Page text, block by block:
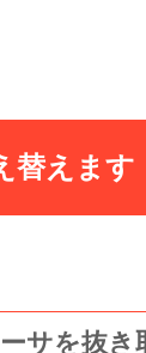
替えます
サを抜き